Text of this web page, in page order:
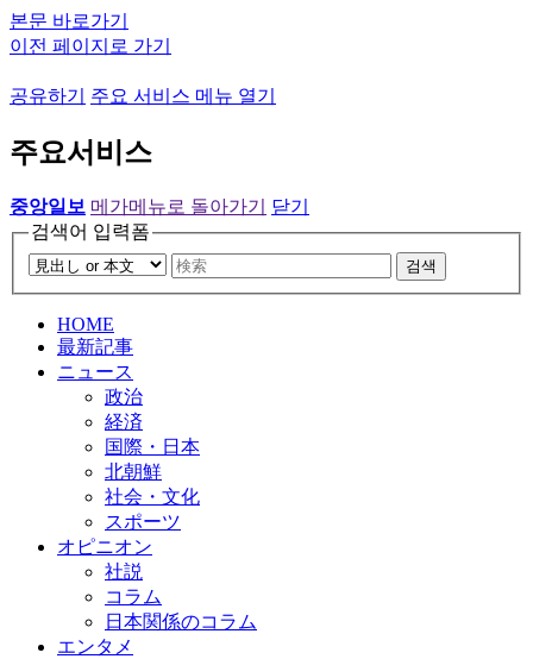
본문 바로가기
이전 페이지로 가기
공유하기 주요 서비스 메뉴 열기
주요서비스
중앙일보 메가메뉴로 돌아가기
닫기
검색어 입력폼
검색
HOME
最新記事
ニュース
政治
経済
国際・日本
北朝鮮
社会・文化
スポーツ
オピニオン
社説
コラム
日本関係のコラム
エンタメ